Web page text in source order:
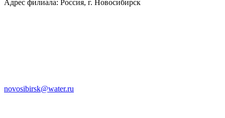
Адрес филиала: Россия, г. Новосибирск
novosibirsk@water.ru